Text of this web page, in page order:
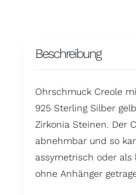
Beschreibung
Ohrschmuck Creole
925 Sterling Silber
Zirkonia Steinen. Der
abnehmbar und so
assymetrisch oder als
ohne Anhänger